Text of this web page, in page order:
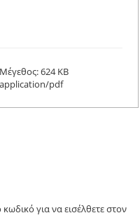
Μέγεθος: 624 KB
application/pdf
για να εισέλθετε στον